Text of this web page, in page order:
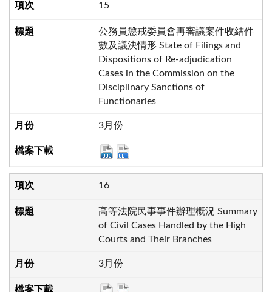
15
公務員懲戒委員會再審議案件收結件
數及議決情形 State of Filings and
Dispositions of Re-adjudication
Cases in the Commission on the
Disciplinary Sanctions of
Functionaries
3月份
16
高等法院民事事件辦理概況 Summary
of Civil Cases Handled by the High
Courts and Their Branches
3月份